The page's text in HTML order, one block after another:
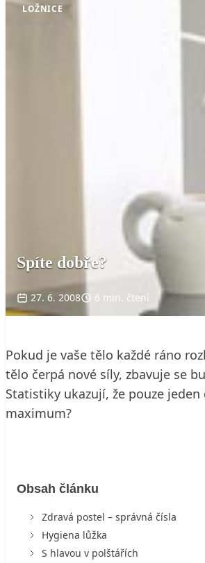
LOŽNICE
Spíte dobře?
27. 6. 2008 6 min. čtení
Pokud je vaše tělo každé ráno
tělo čerpá nové síly, zbavuje se
Statistiky ukazují, že pouze
maximum?
Obsah článku
Zdravá postel – správná čísla
Hygiena lůžka
S hlavou v polštářích